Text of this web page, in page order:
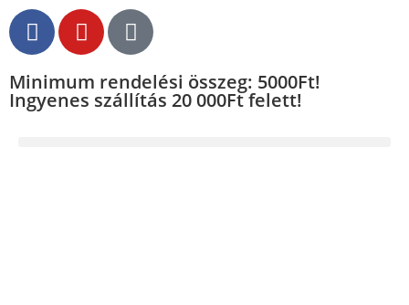
Minimum rendelési összeg: 5000Ft!
Ingyenes szállítás 20 000Ft felett!